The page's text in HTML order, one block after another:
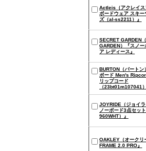
Actleis（アクレイス
ボードウェア スキー
ズ（al-ss2211）』
SECRET GARDEN
GARDEN）『スノー
ア レディース』
BURTON（バートン
ボード Men's
リップコード
（23bt01m107041）
JOYRIDE（ジョイ
ノーボード3点セッ
960WHT）』
OAKLEY（オークリ
FRAME 2.0 PRO』